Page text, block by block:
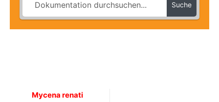
Suche
Mycena renati